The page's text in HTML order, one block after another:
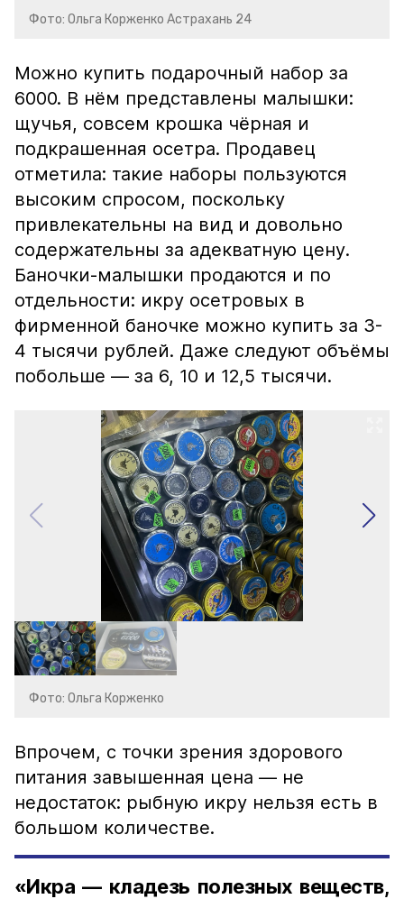
Фото: Ольга Корженко Астрахань 24
Можно купить подарочный набор за
6000. В нём представлены малышки:
щучья, совсем крошка чёрная и
подкрашенная осетра. Продавец
отметила: такие наборы пользуются
высоким спросом, поскольку
привлекательны на вид и довольно
содержательны за адекватную цену.
Баночки-малышки продаются и по
отдельности: икру осетровых в
фирменной баночке можно купить за 3-
4 тысячи рублей. Даже следуют объёмы
побольше — за 6, 10 и 12,5 тысячи.
Фото: Ольга Корженко
Впрочем, с точки зрения здорового
питания завышенная цена — не
недостаток: рыбную икру нельзя есть в
большом количестве.
«Икра — кладезь полезных веществ,